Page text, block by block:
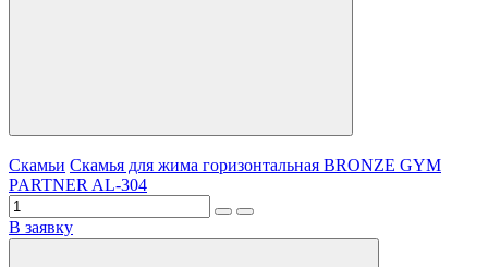
Скамьи Скамья для жима горизонтальная BRONZE GYM
PARTNER AL-304
В заявку